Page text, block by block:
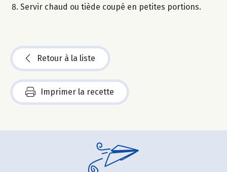
Servir chaud ou tiède coupé en petites portions.
Retour à la liste
Imprimer la recette